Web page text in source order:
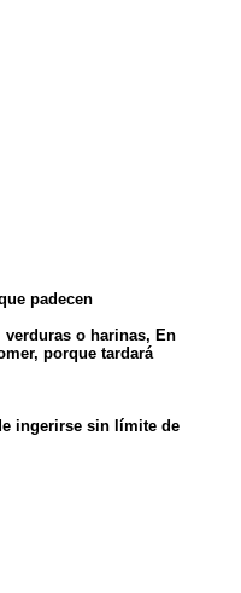
padecen
verduras o harinas, En
porque tardará
ingerirse sin límite de